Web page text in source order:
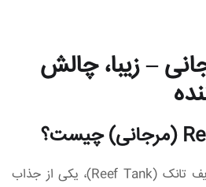
– زیبا، چالش‌
آکواریوم مرجانی یا همان ریف‌ تانک (Reef Tank)، یکی از جذاب‌